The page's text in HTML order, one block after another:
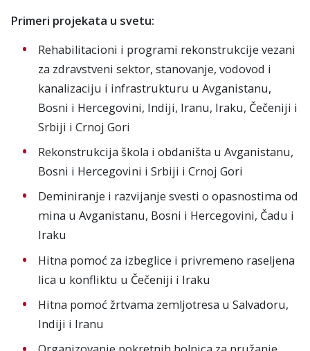
Primeri projekata u svetu:
Rehabilitacioni i programi rekonstrukcije vezani
za zdravstveni sektor, stanovanje, vodovod i
kanalizaciju i infrastrukturu u Avganistanu,
Bosni i Hercegovini, Indiji, Iranu, Iraku, Čečeniji i
Srbiji i Crnoj Gori
Rekonstrukcija škola i obdaništa u Avganistanu,
Bosni i Hercegovini i Srbiji i Crnoj Gori
Deminiranje i razvijanje svesti o opasnostima od
mina u Avganistanu, Bosni i Hercegovini, Čadu i
Iraku
Hitna pomoć za izbeglice i privremeno raseljena
lica u konfliktu u Čečeniji i Iraku
Hitna pomoć žrtvama zemljotresa u Salvadoru,
Indiji i Iranu